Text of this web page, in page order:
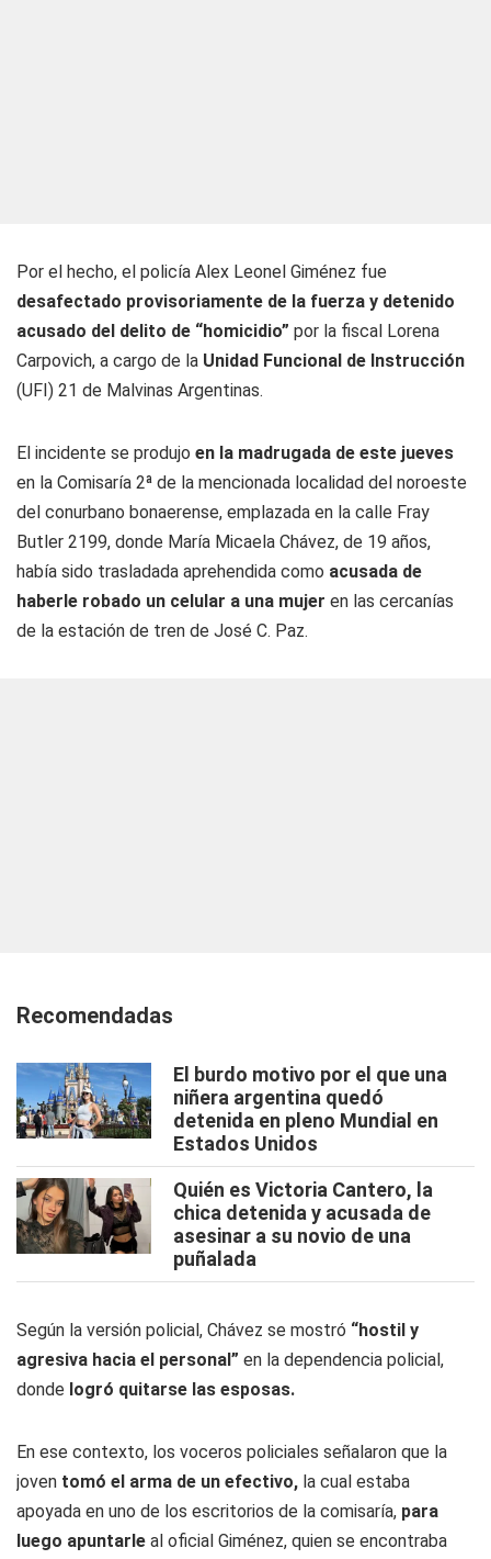
Por el hecho, el policía Alex Leonel Giménez fue
desafectado provisoriamente de la fuerza y detenido
acusado del delito de “homicidio” por la fiscal Lorena
Carpovich, a cargo de la Unidad Funcional de Instrucción
(UFI) 21 de Malvinas Argentinas.
El incidente se produjo en la madrugada de este jueves
en la Comisaría 2ª de la mencionada localidad del noroeste
del conurbano bonaerense, emplazada en la calle Fray
Butler 2199, donde María Micaela Chávez, de 19 años,
había sido trasladada aprehendida como acusada de
haberle robado un celular a una mujer en las cercanías
de la estación de tren de José C. Paz.
Recomendadas
El burdo motivo por el que una
niñera argentina quedó
detenida en pleno Mundial en
Estados Unidos
Quién es Victoria Cantero, la
chica detenida y acusada de
asesinar a su novio de una
puñalada
Según la versión policial, Chávez se mostró “hostil y
agresiva hacia el personal” en la dependencia policial,
donde logró quitarse las esposas.
En ese contexto, los voceros policiales señalaron que la
joven tomó el arma de un efectivo, la cual estaba
apoyada en uno de los escritorios de la comisaría, para
luego apuntarle al oficial Giménez, quien se encontraba